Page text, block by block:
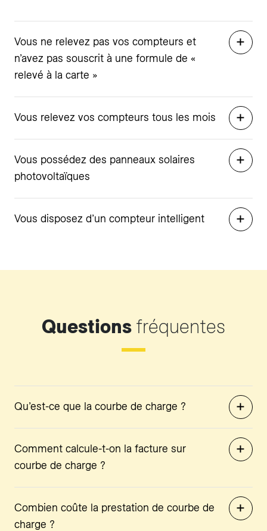
Vous ne relevez pas vos compteurs et
n’avez pas souscrit à une formule de «
relevé à la carte »
Vous relevez vos compteurs tous les mois
Vous possédez des panneaux solaires
photovoltaïques
Vous disposez d’un compteur intelligent
Questions fréquentes
Qu’est-ce que la courbe de charge ?
Comment calcule-t-on la facture sur
courbe de charge ?
Combien coûte la prestation de courbe de
charge ?